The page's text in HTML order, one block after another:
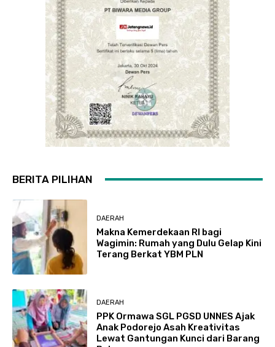
BERITA PILIHAN
DAERAH
Makna Kemerdekaan RI bagi
Wagimin: Rumah yang Dulu Gelap Kini
Terang Berkat YBM PLN
DAERAH
PPK Ormawa SGL PGSD UNNES Ajak
Anak Podorejo Asah Kreativitas
Lewat Gantungan Kunci dari Barang